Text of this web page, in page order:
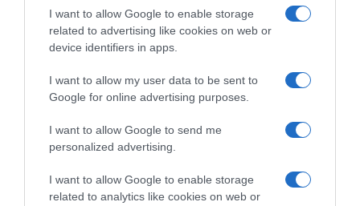
I want to allow Google to enable storage
related to advertising like cookies on web or
device identifiers in apps.
I want to allow my user data to be sent to
Google for online advertising purposes.
I want to allow Google to send me
personalized advertising.
I want to allow Google to enable storage
related to analytics like cookies on web or